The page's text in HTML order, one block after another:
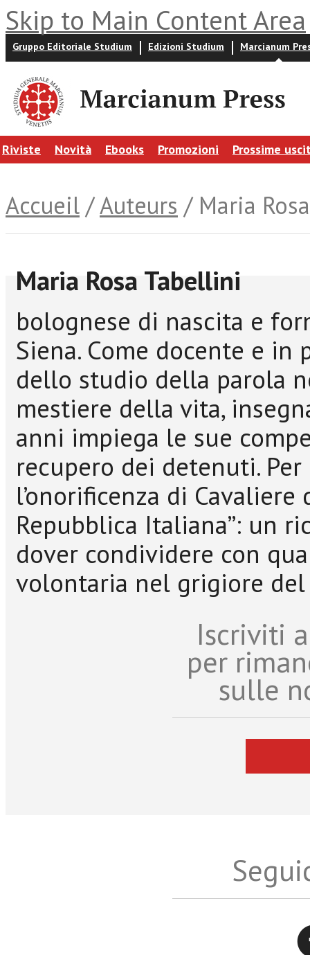
Skip to Main Content Area
Gruppo Editoriale Studium Edizioni Studium Marcianum
Riviste Novità Ebooks Promozioni Prossime
Accueil /Auteurs / Maria
Maria Rosa Tabellini
bolognese di nascita e
Siena. Come docente e
dello studio della parola
mestiere della vita,
anni impiega le sue
recupero dei detenuti.
l’onorificenza di
Repubblica Italiana”: un
dover condividere con
volontaria nel grigiore
Iscriviti
per
sulle